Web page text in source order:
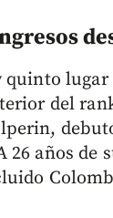
quinto
del
26 años de